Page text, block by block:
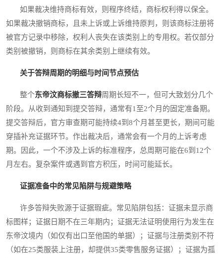
如果裁决维持商标有效，则程序终结，商标权利得以保全。
如果裁决撤销商标，且未上诉或上诉维持原判，则该商标注册将
被官方记录中移除，权利人丧失在该类别上的专用权。若仅部分
类别被撤销，则商标在其余类别上继续有效。
关于答辩周期的明细与时间节点预估
整个东帝汶商标撤三答辩周期长短不一，但可大致划分几个
阶段。从收到通知到提交答辩，通常有1至2个月的固定准备期。
提交答辩后，官方审查期可能持续4到8个月甚至更长，期间可能
穿插补充证据环节。作出裁决后，通常会有一个月的上诉考虑
期。因此，一个不涉及上诉的标准程序，总周期可能在6到12个
月左右。复杂案件或遇到官方积压，时间可能延长。
证据准备中的常见陷阱与规避策略
许多答辩失败源于证据瑕疵。常见陷阱包括：证据未显示商
标图样；证据日期不在三年期内；证据无法证明使用行为发生在
东帝汶境内（如仅有出口至他国的单据）；证据与注册类别不符
（如在25类服装上注册，却提供35类零售服务证据）；证据为孤